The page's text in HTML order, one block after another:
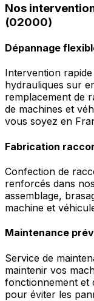
Nos
(02000)
Dépannage
Intervention
hydrauliques sur
remplacement de
de machines et
vous soyez en
Fabrication
Confection de
renforcés dans
assemblage,
machine et
Maintenance
Service de
maintenir vos
fonctionnement et
pour éviter les